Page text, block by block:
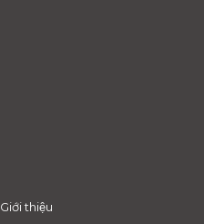
Giới thiệu